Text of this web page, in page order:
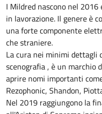
I Mildred nascono nel
in lavorazione. Il genere è
una forte componente
che straniere.
La cura nei minimi dettagli
scenografia , è un marchio
aprire nomi importanti
Rezophonic, Shandon,
Nel 2019 raggiungono la